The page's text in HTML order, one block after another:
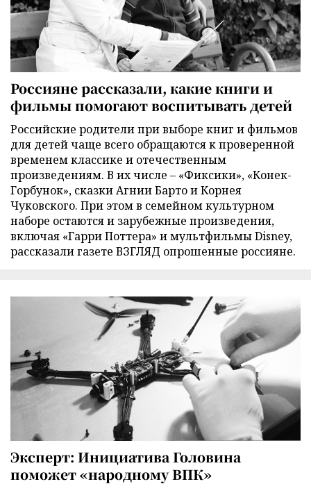
Россияне рассказали, какие книги и
фильмы помогают воспитывать детей
Российские родители при выборе книг и фильмов
для детей чаще всего обращаются к проверенной
временем классике и отечественным
произведениям. В их числе – «Фиксики», «Конек-
Горбунок», сказки Агнии Барто и Корнея
Чуковского. При этом в семейном культурном
наборе остаются и зарубежные произведения,
включая «Гарри Поттера» и мультфильмы Disney,
рассказали газете ВЗГЛЯД опрошенные россияне.
Эксперт: Инициатива Головина
поможет «народному ВПК»